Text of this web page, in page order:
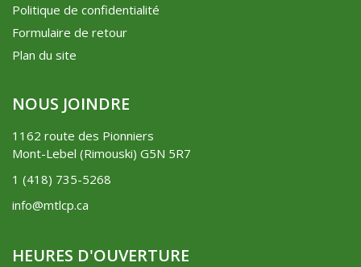
Politique de confidentialité
Formulaire de retour
Plan du site
NOUS JOINDRE
1162 route des Pionniers
Mont-Lebel (Rimouski) G5N 5R7
1 (418) 735-5268
info@mtlcp.ca
HEURES D'OUVERTURE